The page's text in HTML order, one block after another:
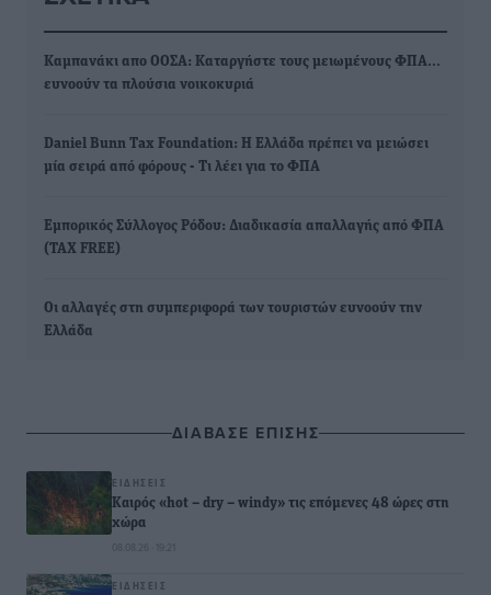
Καμπανάκι απο ΟΟΣΑ: Καταργήστε τους μειωμένους ΦΠΑ…
ευνοούν τα πλούσια νοικοκυριά
Daniel Bunn Tax Foundation: Η Ελλάδα πρέπει να μειώσει
μία σειρά από φόρους - Τι λέει για το ΦΠΑ
Εμπορικός Σύλλογος Ρόδου: Διαδικασία απαλλαγής από ΦΠΑ
(TAX FREE)
Οι αλλαγές στη συμπεριφορά των τουριστών ευνοούν την
Ελλάδα
ΔΙΑΒΑΣΕ ΕΠΙΣΗΣ
ΕΙΔΉΣΕΙΣ
Καιρός «hot – dry – windy» τις επόμενες 48 ώρες στη
χώρα
08.08.26 · 19:21
ΕΙΔΉΣΕΙΣ